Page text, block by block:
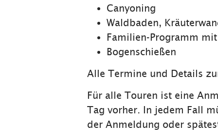
Canyoning
Waldbaden,
Familien-Programm
Bogenschießen
Alle Termine und Details
Für alle Touren ist eine
Tag vorher. In jedem Fall
der Anmeldung oder